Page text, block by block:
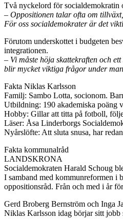
Två nyckelord för
– Oppositionen talar ofta om
För oss socialdemokrater är det
Förutom underskottet i budgeten
integrationen.
– Vi måste höja skattekraften och
blir mycket viktiga frågor under
Fakta Niklas Karlsson
Familj: Sambo Lotta, socionom.
Utbildning: 190 akademiska poäng
Hobby: Gillar att titta på fotboll,
Läser: Åsa Linderborgs
Nyårslöfte: Att sluta snusa, har
Fakta kommunalråd
LANDSKRONA
Socialdemokraten Harald Schoug
I samband med kommunreformen i
oppositionsråd. Från och med i år
Gerd Broberg Bernström och Inga
Niklas Karlsson idag börjar sitt jobb